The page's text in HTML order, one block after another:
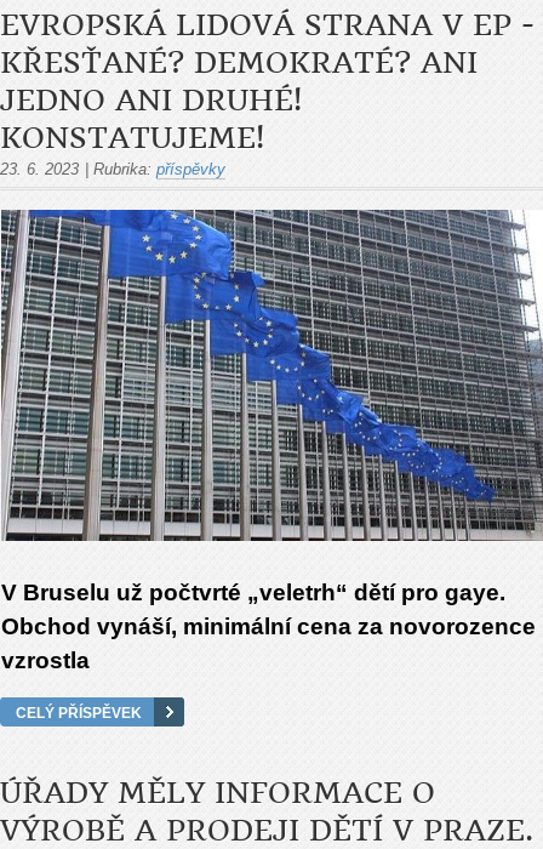
EVROPSKÁ LIDOVÁ STRANA V EP -
KŘESŤANÉ? DEMOKRATÉ? ANI
JEDNO ANI DRUHÉ!
KONSTATUJEME!
23. 6. 2023 Rubrika: příspěvky
V Bruselu už počtvrté „veletrh“ dětí pro gaye.
Obchod vynáší, minimální cena za novorozence
vzrostla
CELÝ PŘÍSPĚVEK
ÚŘADY MĚLY INFORMACE O
VÝROBĚ A PRODEJI DĚTÍ V PRAZE.